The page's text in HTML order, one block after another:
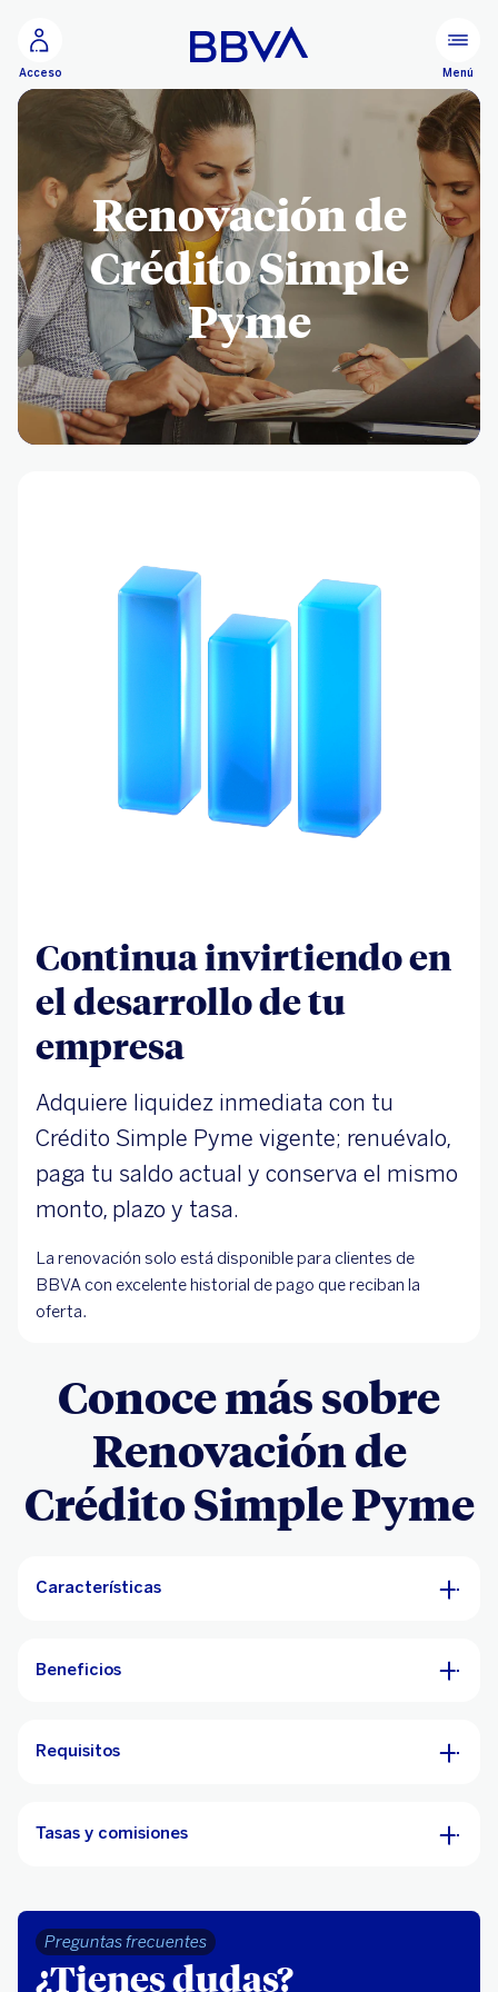
Acceso Menú
Renovación de
Crédito Simple
Pyme
Continua invirtiendo en
el desarrollo de tu
empresa
Adquiere liquidez inmediata con tu
Crédito Simple Pyme vigente; renuévalo,
paga tu saldo actual y conserva el mismo
monto, plazo y tasa.
La renovación solo está disponible para clientes de
BBVA con excelente historial de pago que reciban la
oferta.
Conoce más sobre
Renovación de
Crédito Simple Pyme
Características
Beneficios
Requisitos
Tasas y comisiones
Preguntas frecuentes
¿Tienes dudas?